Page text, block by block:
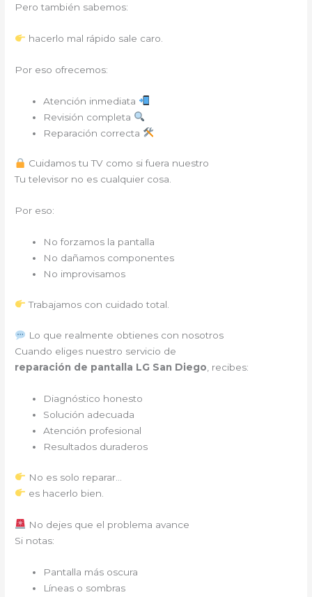
Pero también sabemos:
hacerlo mal rápido sale caro.
Por eso ofrecemos:
Atención inmediata
Revisión completa
Reparación correcta
Cuidamos tu TV como si fuera nuestro
Tu televisor no es cualquier cosa.
Por eso:
No forzamos la pantalla
No dañamos componentes
No improvisamos
Trabajamos con cuidado total.
Lo que realmente obtienes con nosotros
Cuando eliges nuestro servicio de
reparación de pantalla LG San Diego, recibes:
Diagnóstico honesto
Solución adecuada
Atención profesional
Resultados duraderos
No es solo reparar…
es hacerlo bien.
No dejes que el problema avance
Si notas:
Pantalla más oscura
Líneas o sombras